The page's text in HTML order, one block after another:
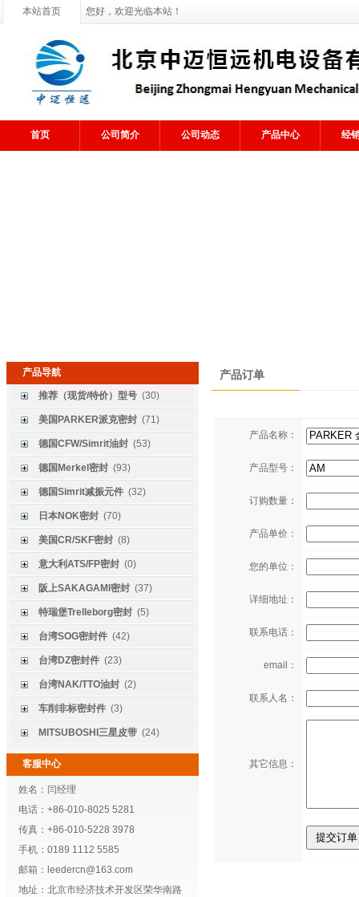
本站首页 您好，欢迎光临本站！
首页 公司简介 公司动态 产品中心 经
产品导航
推荐（现货/特价）型号 (30)
美国PARKER派克密封 (71)
德国CFW/Simrit油封 (53)
德国Merkel密封 (93)
德国Simrit减振元件 (32)
日本NOK密封 (70)
美国CR/SKF密封 (8)
意大利ATS/FP密封 (0)
阪上SAKAGAMI密封 (37)
特瑞堡Trelleborg密封 (5)
台湾SOG密封件 (42)
台湾DZ密封件 (23)
台湾NAK/TTO油封 (2)
车削非标密封件 (3)
MITSUBOSHI三星皮带 (24)
客服中心
姓名：闫经理
电话：+86-010-8025 5281
传真：+86-010-5228 3978
手机：0189 1112 5585
邮箱：leedercn@163.com
地址：北京市经济技术开发区荣华南路
产品订单
产品名称：
产品型号：
订购数量：
产品单价：
您的单位：
详细地址：
联系电话：
email：
联系人名：
其它信息：